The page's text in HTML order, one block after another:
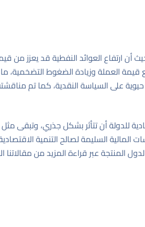
أن ارتفاع العوائد النفطية قد يعزز من
قيمة العملة وزيادة الضغوط التضخمية،
على السياسة النقدية، كما تم
للدولة أن تتأثر بشكل جذري، وتبقى
السليمة لصالح التنمية
المنتجة عبر قراءةالمزيد من مقالاتنا